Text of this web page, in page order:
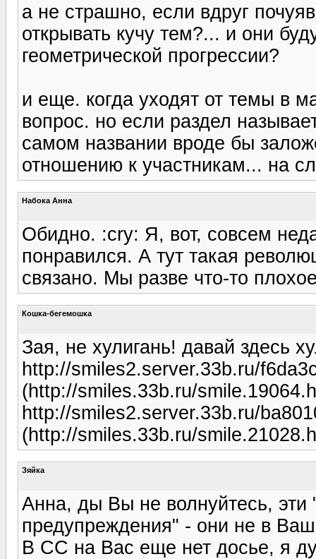
а не страшно, если вдруг
открывать кучу тем?... и они
геометрической прогрессии?
и еще. когда уходят от темы в
вопрос. но если раздел
самом названии вроде бы
отношению к участникам... на
Набока Анна
Обидно. :cry: Я, вот, совсем
понравился. А тут такая
связано. Мы разве что-то
Кошка-бегемошка
Зая, не хулигань! давай здесь
http://smiles2.server.33b.ru/
(http://smiles.33b.ru/
http://smiles2.server.33b.ru/
(http://smiles.33b.ru/
Зяйка
Анна, ды Вы не волнуйтесь, эти
предупреждения" - они не в
В СС на Вас еще нет досье, я